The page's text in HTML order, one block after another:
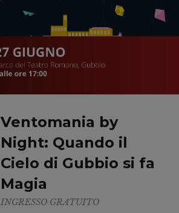
Ventomania by
Night: Quando il
Cielo di Gubbio si fa
Magia
INGRESSO GRATUITO